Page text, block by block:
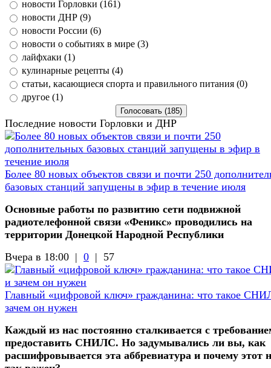
новости Горловки (161)
новости ДНР (9)
новости России (6)
новости о событиях в мире (3)
лайфхаки (1)
кулинарные рецепты (4)
статьи, касающиеся спорта и правильного питания (0)
другое (1)
Последние новости Горловки и ДНР
Более 80 новых объектов связи и почти 250
базовых станций запущены в эфир в течение июля
Основные работы по развитию сети подвижной
радиотелефонной связи «Феникс» проводились на
территории Донецкой Народной Республики
Вчера в 18:00 | 0 | 57
Главный «цифровой ключ» гражданина: что такое
зачем он нужен
Каждый из нас постоянно сталкивается с
предоставить СНИЛС. Но задумывались ли вы, как
расшифровывается эта аббревиатура и почему этот